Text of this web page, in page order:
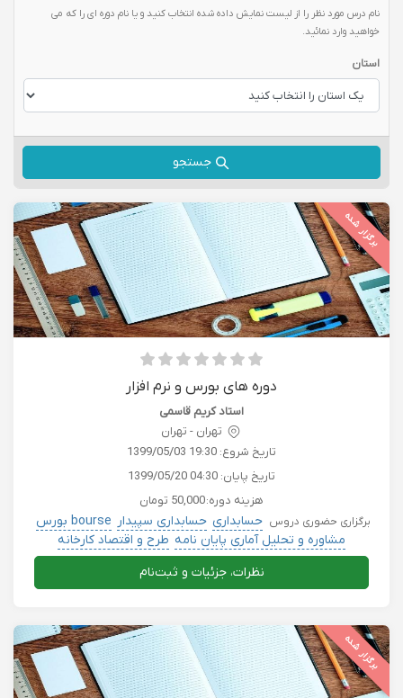
نام درس مورد نظر را از لیست نمایش داده شده انتخاب کنید و یا نام دوره ای را که می
خواهید وارد نمائید.
استان
جستجو
برگزار شده
دوره های بورس و نرم افزار
استاد کریم قاسمی
تهران - تهران
تاریخ شروع: 1399/05/03 19:30
تاریخ پایان: 1399/05/20 04:30
هزینه دوره:50,000 تومان
برگزاری حضوری دروس حسابداری حسابداری سپیدار bourse بورس
مشاوره و تحلیل آماری پایان نامه طرح و اقتصاد کارخانه
نظرات، جزئیات و ثبت‌نام
برگزار شده